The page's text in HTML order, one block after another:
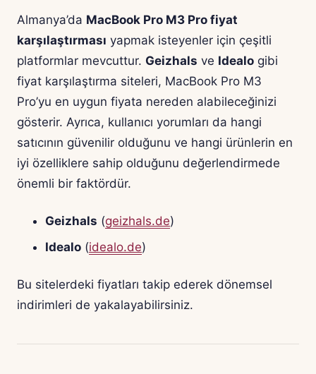
Almanya’da MacBook Pro M3 Pro fiyat
karşılaştırması yapmak isteyenler için çeşitli
platformlar mevcuttur. Geizhals ve Idealo gibi
fiyat karşılaştırma siteleri, MacBook Pro M3
Pro’yu en uygun fiyata nereden alabileceğinizi
gösterir. Ayrıca, kullanıcı yorumları da hangi
satıcının güvenilir olduğunu ve hangi ürünlerin en
iyi özelliklere sahip olduğunu değerlendirmede
önemli bir faktördür.
Geizhals (geizhals.de)
Idealo (idealo.de)
Bu sitelerdeki fiyatları takip ederek dönemsel
indirimleri de yakalayabilirsiniz.